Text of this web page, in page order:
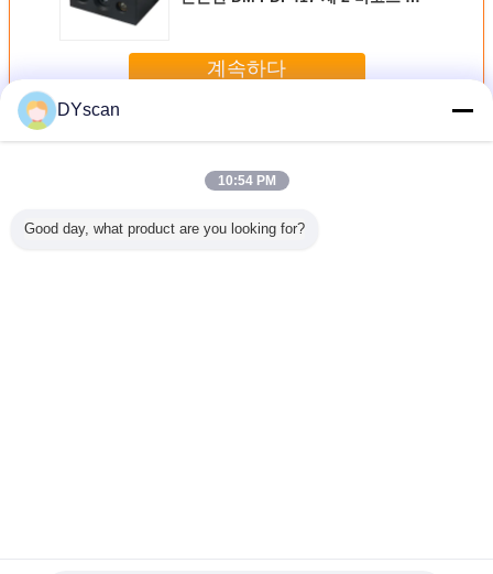
계속하다
더 많은 것
DYscan
10:54 PM
Good day, what product are you looking for?